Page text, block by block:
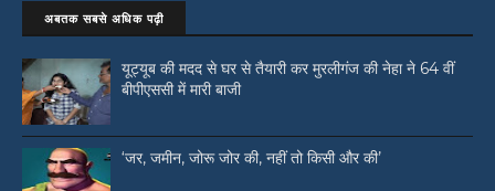
अबतक सबसे अधिक पढ़ी
यूट्यूब की मदद से घर से तैयारी कर मुरलीगंज की नेहा ने 64 वीं
बीपीएससी में मारी बाजी
‘जर, जमीन, जोरू जोर की, नहीं तो किसी और की’